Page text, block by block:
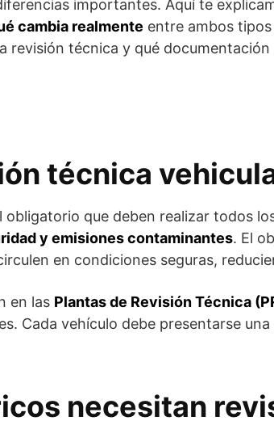
importantes. Aquí te
cambia realmente entre ambos
revisión técnica y qué documentación
técnica
obligatorio que deben realizar todos
y emisiones contaminantes. El
en condiciones seguras,
en las Plantas de Revisión Técnica
Cada vehículo debe presentarse
necesitan